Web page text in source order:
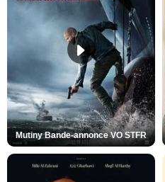
Mutiny Bande-annonce VO STFR